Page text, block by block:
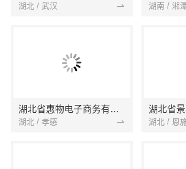
湖北 / 武汉 湖南 / 湘
湖北省惠物电子商务有限公司
湖北 / 孝感 湖北 / 恩